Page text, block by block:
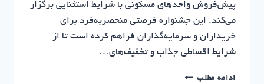
پیش‌فروش واحدهای مسکونی با شرایط استثنایی برگزار
می‌کند. این جشنواره فرصتی منحصربه‌فرد برای
خریداران و سرمایه‌گذاران فراهم کرده است تا از
شرایط اقساطی جذاب و تخفیف‌های…
ادامه مطلبجشنواره